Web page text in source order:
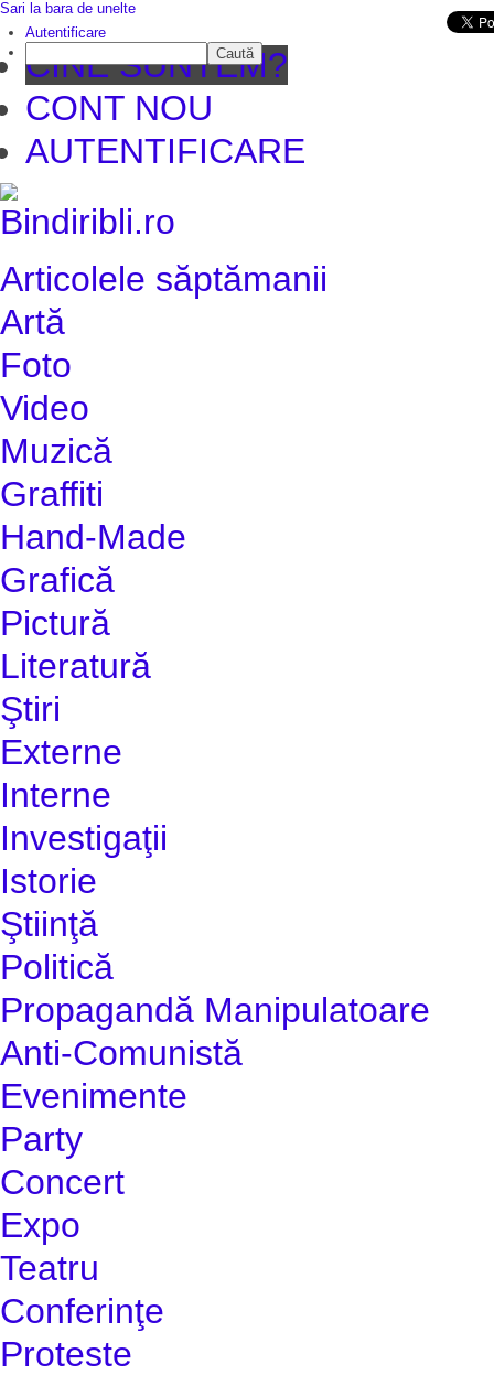
CINE SUNTEM?
CONT NOU
AUTENTIFICARE
Articolele săptămanii
Artă
Foto
Video
Muzică
Graffiti
Hand-Made
Grafică
Pictură
Literatură
Ştiri
Externe
Interne
Investigaţii
Istorie
Ştiinţă
Politică
Propagandă Manipulatoare
Anti-Comunistă
Evenimente
Party
Concert
Expo
Teatru
Conferinţe
Proteste
Sari la bara de unelte
Autentificare
Caută